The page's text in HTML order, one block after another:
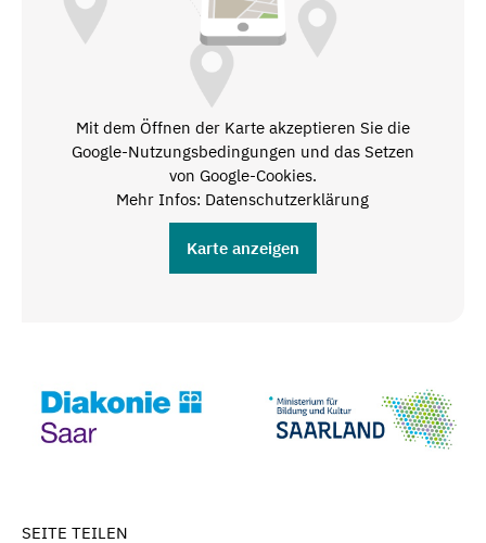
Mit dem Öffnen der Karte akzeptieren Sie die
Google-Nutzungsbedingungen und das Setzen
von Google-Cookies.
Mehr Infos: Datenschutzerklärung
Karte anzeigen
SEITE TEILEN